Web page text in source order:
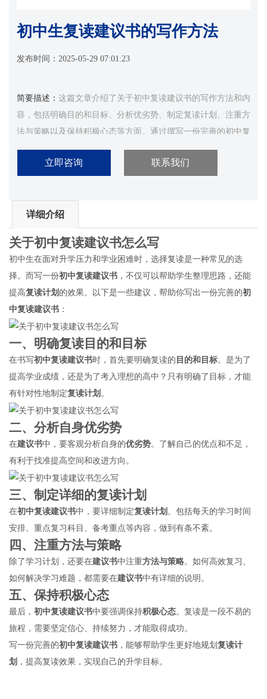
初中生复读建议书的写作方法
发布时间： 2025-05-29 07:01:23
简要描述： 这篇文章介绍了关于初中复读建议书的写作方法和内
容，包括明确目的和目标、分析优劣势、制定复读计划、注重方
法与策略以及保持积极心态等方面。通过撰写一份完善的初中复
读建议书，可以帮助学生更好地规划复读计划，提高复读效果，
实现升学目标。...
立即咨询 联系我们
详细介绍
关于初中复读建议书怎么写
初中生在面对升学压力和学业困难时，选择复读是一种常见的选
择。而写一份初中复读建议书 ，不仅可以帮助学生整理思路，还能
提高复读计划 的效果。以下是一些建议，帮助你写出一份完善的初
中复读建议书 ：
一、明确复读 目的和目标
在书写初中复读建议书时，首先要明确复读的 目的和目标。是为了
提高学业成绩，还是为了考入理想的高中？只有明确了目标，才能
有针对性地制定复读计划 。
二、分析自身优劣势
在建议书中，要客观分析自身的优劣势。了解自己的优点和不足，
有利于找准提高空间和改进方向。
三、制定详细的复读计划
在初中复读建议书中，要详细制定复读计划 。包括每天的学习时间
安排、重点复习科目、备考重点等内容，做到有条不紊。
四、注重方法与策略
除了学习计划，还要在建议书中注重方法与策略。如何高效复习、
如何解决学习难题，都需要在建议书中有详细的说明。
五、保持积极心态
最后，初中复读建议书中要强调保持积极心态。复读是一段不易的
旅程，需要坚定信心、持续努力，才能取得成功。
写一份完善的初中复读建议书 ，能够帮助学生更好地规划复读计
划 ，提高复读效果，实现自己的升学目标。